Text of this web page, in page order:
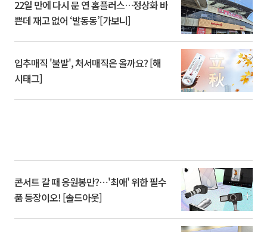
22일 만에 다시 문 연 홈플러스…정상화 바
쁜데 재고 없어 ‘발동동’[가보니]
입추매직 '불발', 처서매직은 올까요? [해
시태그]
콘서트 갈 때 응원봉만?⋯'최애' 위한 필수
품 등장이오! [솔드아웃]